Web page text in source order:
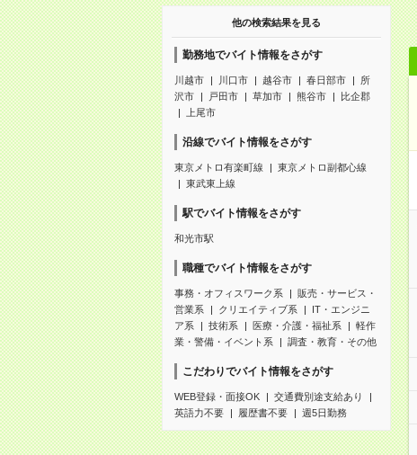
他の検索結果を見る
勤務地でバイト情報をさがす
川越市 川口市 越谷市 春日部市
所
沢市
戸田市 草加市 熊谷市
比企郡
上尾市
沿線でバイト情報をさがす
東京メトロ有楽町線
東京メトロ副都心線
東武東上線
駅でバイト情報をさがす
和光市駅
職種でバイト情報をさがす
事務・オフィスワーク系
販売・サービス・
営業系
クリエイティブ系
IT・エンジニ
ア系
技術系 医療・介護・福祉系
軽作
業・警備・イベント系
調査・教育・その他
こだわりでバイト情報をさがす
WEB登録・面接OK
交通費別途支給あり
英語力不要
履歴書不要 週5日勤務